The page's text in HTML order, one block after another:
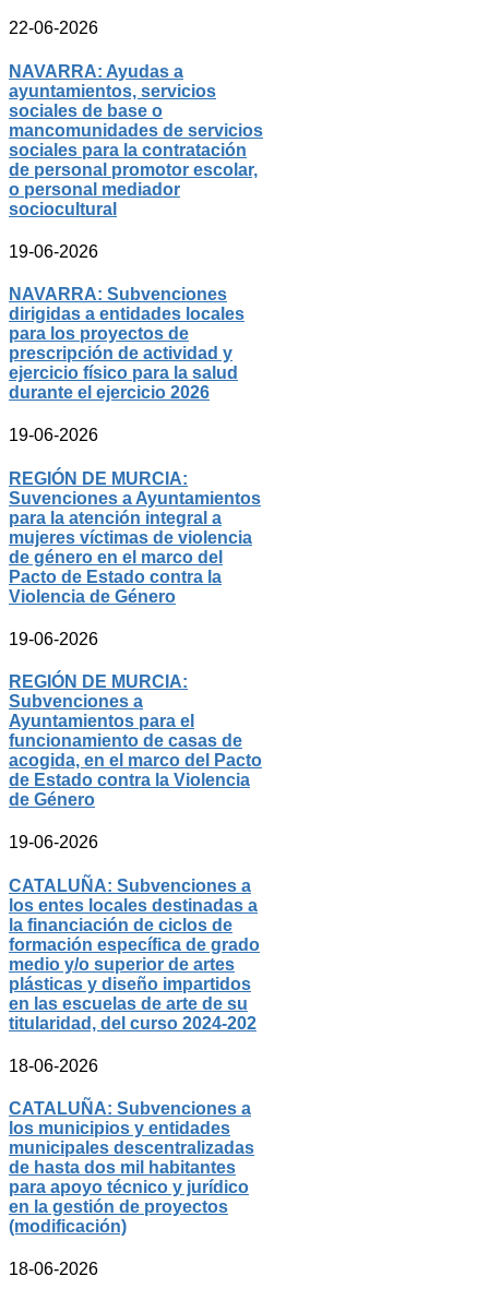
22-06-2026
NAVARRA: Ayudas a
ayuntamientos, servicios
sociales de base o
mancomunidades de servicios
sociales para la contratación
de personal promotor escolar,
o personal mediador
sociocultural
19-06-2026
NAVARRA: Subvenciones
dirigidas a entidades locales
para los proyectos de
prescripción de actividad y
ejercicio físico para la salud
durante el ejercicio 2026
19-06-2026
REGIÓN DE MURCIA:
Suvenciones a Ayuntamientos
para la atención integral a
mujeres víctimas de violencia
de género en el marco del
Pacto de Estado contra la
Violencia de Género
19-06-2026
REGIÓN DE MURCIA:
Subvenciones a
Ayuntamientos para el
funcionamiento de casas de
acogida, en el marco del Pacto
de Estado contra la Violencia
de Género
19-06-2026
CATALUÑA: Subvenciones a
los entes locales destinadas a
la financiación de ciclos de
formación específica de grado
medio y/o superior de artes
plásticas y diseño impartidos
en las escuelas de arte de su
titularidad, del curso 2024-202
18-06-2026
CATALUÑA: Subvenciones a
los municipios y entidades
municipales descentralizadas
de hasta dos mil habitantes
para apoyo técnico y jurídico
en la gestión de proyectos
(modificación)
18-06-2026